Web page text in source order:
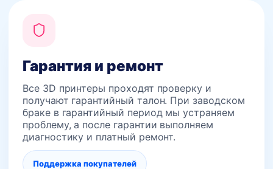
Гарантия и ремонт
Все 3D принтеры проходят проверку и
получают гарантийный талон. При заводском
браке в гарантийный период мы устраняем
проблему, а после гарантии выполняем
диагностику и платный ремонт.
Поддержка покупателей